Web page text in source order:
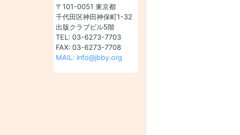
〒101-0051 東京都
千代田区神田神保町1-32
出版クラブビル5階
TEL: 03-6273-7703
FAX: 03-6273-7708
MAIL: info@jbby.org